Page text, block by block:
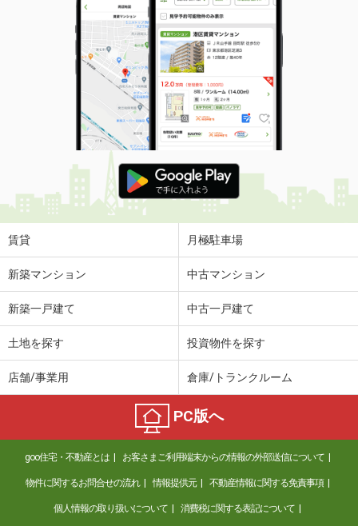
賃貸 月極駐車場
新築マンション 中古マンション
新築一戸建て 中古一戸建て
土地を探す 投資物件を探す
店舗/事業用 倉庫/トランクルーム
PC版へ
goo住宅・不動産とは お客さまご利用端末からの情報の外部送信について
物件に関するお問合せの流れ 情報提供元 不動産情報に関する免責事項
個人情報の取り扱いについて 消費税に関する表記について